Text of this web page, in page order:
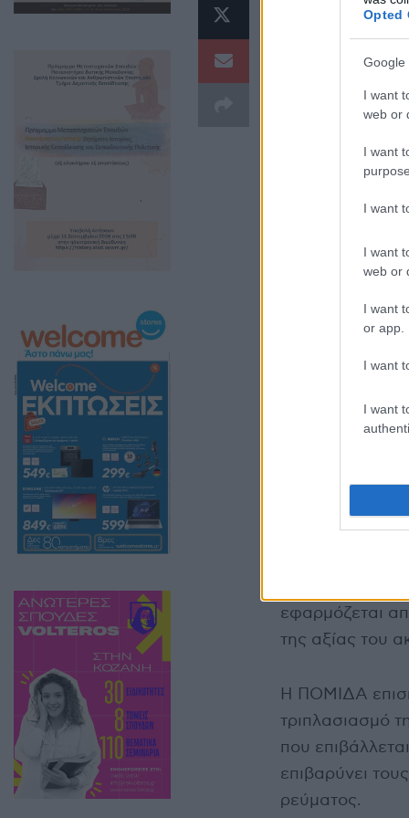
Opted
Google
I want
web or
I want
I want
I want
web or
I want
or app.
I want
I want
Ο νέος
για τα
Σύμφωνα με
εφαρμόζεται
της αξίας του
Η ΠΟΜΙΔΑ
τριπλασιασμό
που
επιβαρύνει
ρεύματος.